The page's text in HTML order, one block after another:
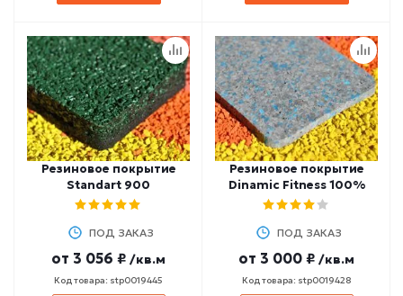
Резиновое покрытие
Standart 900
ПОД ЗАКАЗ
от 3 056 ₽ /кв.м
Код товара: stp0019445
Резиновое покрытие
Dinamic Fitness 100%
ПОД ЗАКАЗ
от 3 000 ₽ /кв.м
Код товара: stp0019428